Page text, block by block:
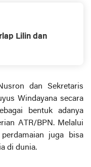
Lilin dan
dan Sekretaris
Windayana secara
bentuk adanya
ATR/BPN. Melalui
juga bisa
di dunia.